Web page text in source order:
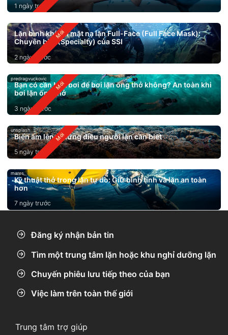
1 ngày trước
Lặn bình khí với mặt nạ lặn Full-Face (Full Face Mask):
Chuyên biệt (Specialty) của SSI
2 ngày trước
predragvuckovic
Bạn có cần biết bơi để bơi lặn ống thở không? An toàn khi
bơi lặn ống thở
3 ngày trước
unsplash
Biển ấm lên: Những điều người lặn cần biết
5 ngày trước
mares
Kỹ thuật thở trong lặn tự do: Giữ bình tĩnh và lặn an toàn
hơn
7 ngày trước
Đăng ký nhận bản tin
Tìm một trung tâm lặn hoặc khu nghỉ dưỡng lặn
Chuyến phiêu lưu tiếp theo của bạn
Việc làm trên toàn thế giới
Trung tâm trợ giúp